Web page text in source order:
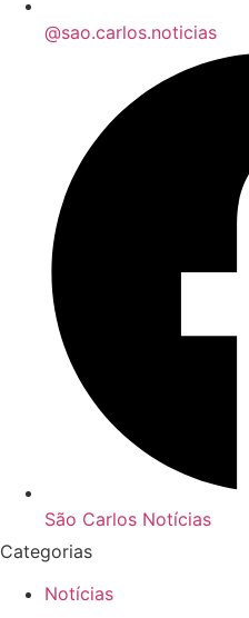
@sao.carlos.noticias
São Carlos Notícias
Categorias
Notícias